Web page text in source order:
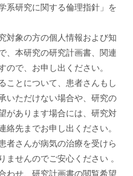
系研究に関する倫理指針」を
対象の方の個人情報および知
、本研究の研究計画書、関連
ので、お申し出ください。
ことについて、患者さんもし
いただけない場合や、研究の
があります場合には、研究対
先までお申し出ください。
者さんが病気の治療を受けら
ませんのでご安心ください 。
わせ、研究計画書の閲覧希望